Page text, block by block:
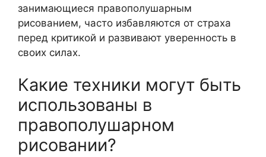
занимающиеся правополушарным
рисованием, часто избавляются от страха
перед критикой и развивают уверенность в
своих силах.
Какие техники могут быть
использованы в
правополушарном
рисовании?